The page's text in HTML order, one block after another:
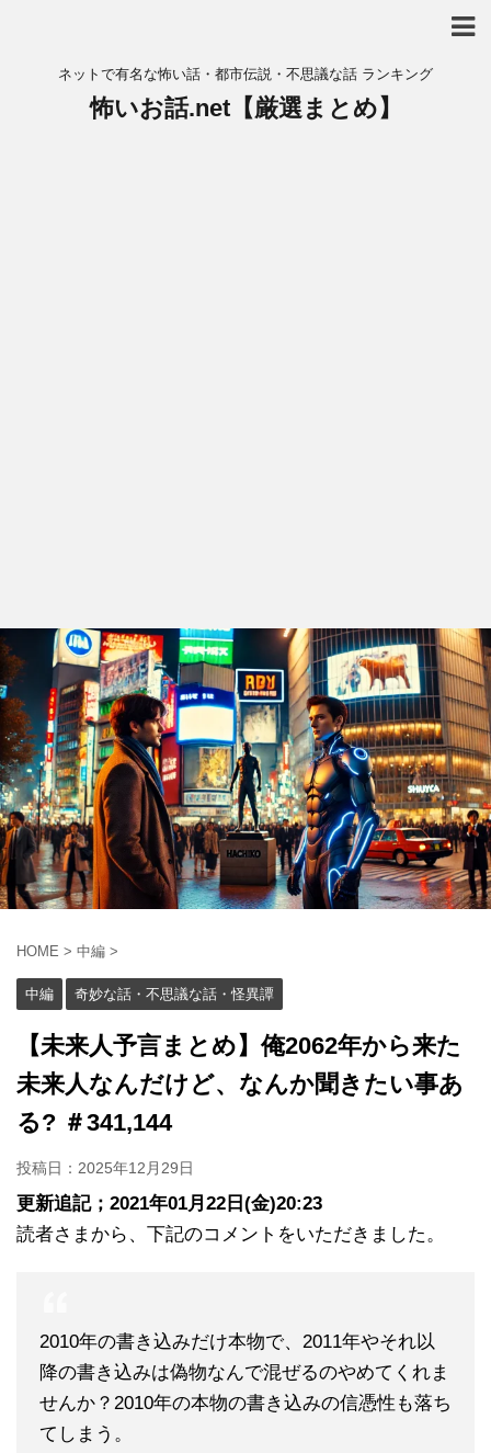
ネットで有名な怖い話・都市伝説・不思議な話 ランキング
怖いお話.net【厳選まとめ】
HOME > 中編 >
中編 奇妙な話・不思議な話・怪異譚
【未来人予言まとめ】俺2062年から来た
未来人なんだけど、なんか聞きたい事あ
る? ＃341,144
投稿日： 2025年12月29日
更新追記；2021年01月22日(金)20:23
読者さまから、下記のコメントをいただきました。
2010年の書き込みだけ本物で、2011年やそれ以
降の書き込みは偽物なんで混ぜるのやめてくれま
せんか？2010年の本物の書き込みの信憑性も落ち
てしまう。